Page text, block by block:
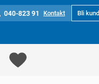
040-823 91 Kontakt Bli kund